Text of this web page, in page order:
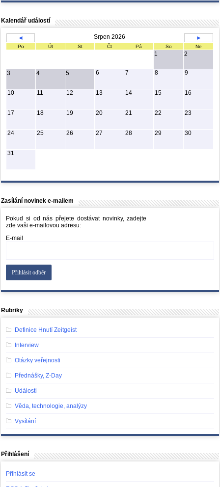
Kalendář událostí
◄ Srpen 2026 ►
Po Út St Čt Pá So Ne
1 2
3 4 5 6 7 8 9
10 11 12 13 14 15 16
17 18 19 20 21 22 23
24 25 26 27 28 29 30
31
Zasílání novinek e-mailem
Pokud si od nás přejete dostávat novinky, zadejte
zde vaši e-mailovou adresu:
E-mail
Rubriky
Definice Hnutí Zeitgeist
Interview
Otázky veřejnosti
Přednášky, Z-Day
Události
Věda, technologie, analýzy
Vysílání
Přihlášení
Přihlásit se